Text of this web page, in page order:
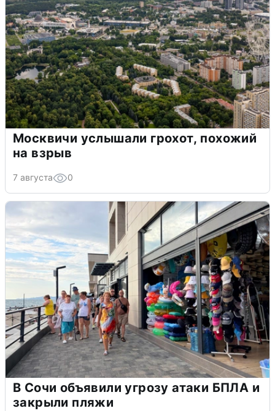
Москвичи услышали грохот, похожий
на взрыв
7 августа 0
В Сочи объявили угрозу атаки БПЛА и
закрыли пляжи